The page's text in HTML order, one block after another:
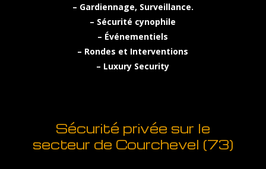
– Gardiennage, Surveillance.
– Sécurité cynophile
– Événementiels
– Rondes et Interventions
– Luxury Security
Sécurité privée sur le
secteur de Courchevel (73)